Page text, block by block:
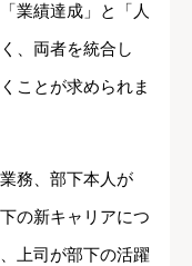
業績達成」と「人
、両者を統合し
ことが求められま
務、部下本人が
の新キャリアにつ
上司が部下の活躍